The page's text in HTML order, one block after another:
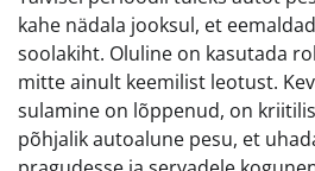
kahe nädala jooksul, et
soolakiht. Oluline on kasutada
mitte ainult keemilist leotust.
sulamine on lõppenud, on
põhjalik autoalune pesu, et